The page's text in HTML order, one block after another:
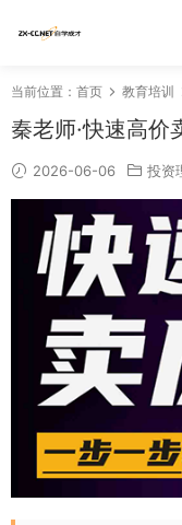
当前位置： 首页 教育培训
秦老师·快速高价
2026-06-06 投资